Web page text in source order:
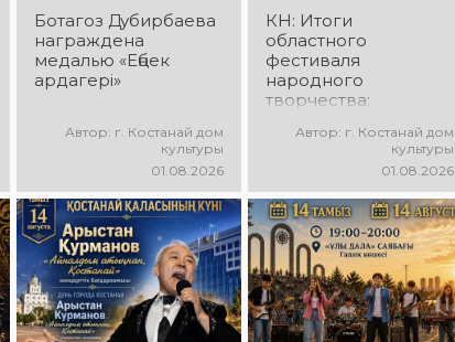
большого
вокального
состязания!
Приходите
поддержать
исполнителей!
Ботагоз Дубирбаева
награждена
медалью «Еңбек
ардагері»
Автор: г. Костанай дом
культуры
01.08.2026
КН: Итоги
областного
фестиваля
народного
творчества:
Автор: г. Костанай дом
культуры
01.08.2026